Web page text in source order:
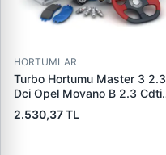
HORTUMLAR
Turbo Hortumu Master 3 2.3
Dci Opel Movano B 2.3 Cdti
10> | UCPA 31H10194 | OEM
144605593R 144604965R
2.530,37 TL